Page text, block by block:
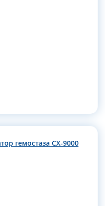
гемостаза CX-9000